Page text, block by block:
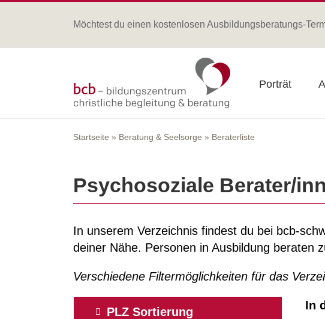
Möchtest du einen kostenlosen Ausbildungsberatungs-
Porträt
Startseite » Beratung & Seelsorge » Beraterliste
Psychosoziale Berater/
In unserem Verzeichnis findest du bei bcb-
deiner Nähe. Personen in Ausbildung beraten
Verschiedene Filtermöglichkeiten für das
PLZ Sortierung In